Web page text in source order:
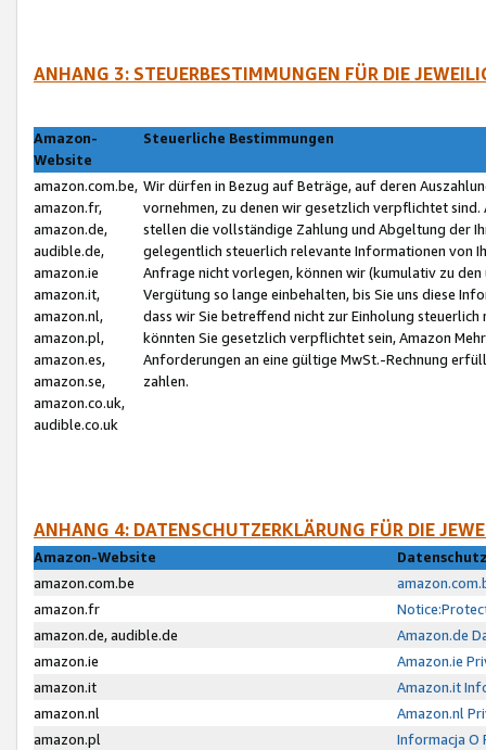
ANHANG 3: STEUERBESTIMMUNGEN FÜR DIE
Amazon-
Website
Steuerliche Bestimmungen
amazon.com.be,
amazon.fr,
amazon.de,
audible.de,
amazon.ie
amazon.it,
amazon.nl,
amazon.pl,
amazon.es,
amazon.se,
amazon.co.uk,
audible.co.uk
Wir dürfen in Bezug auf Beträge, auf deren
vornehmen, zu denen wir gesetzlich verpflichtet
stellen die vollständige Zahlung und Abgeltung der
gelegentlich steuerlich relevante Informationen von
Anfrage nicht vorlegen, können wir (kumulativ zu
Vergütung so lange einbehalten, bis Sie uns diese
dass wir Sie betreffend nicht zur Einholung
könnten Sie gesetzlich verpflichtet sein, Amazon
Anforderungen an eine gültige MwSt.-Rechnung
zahlen.
ANHANG 4: DATENSCHUTZERKLÄRUNG FÜR DIE
Amazon-Website
amazon.com.be
amazon.fr
amazon.de, audible.de
Amazon.de
amazon.ie
Amazon.ie
amazon.it
Amazon.it
amazon.nl
Amazon.nl
amazon.pl
Informacja O